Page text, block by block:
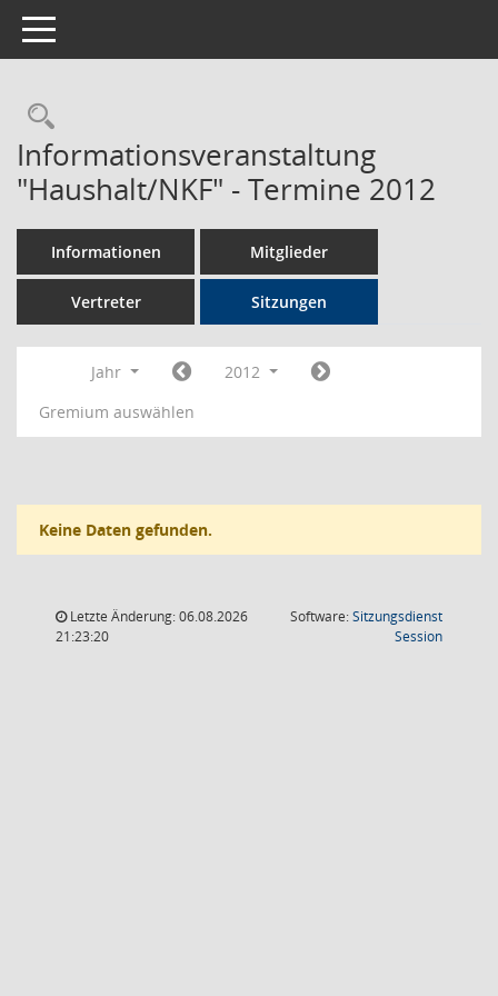
Toggle navigation
Rechercheauswahl
Informationsveranstaltung
"Haushalt/NKF" - Termine 2012
Informationen Mitglieder
Vertreter Sitzungen
Jahr
2012
Gremium auswählen
Keine Daten gefunden.
Letzte Änderung: 06.08.2026
21:23:20
Software:Sitzungsdienst
Session(Wird in